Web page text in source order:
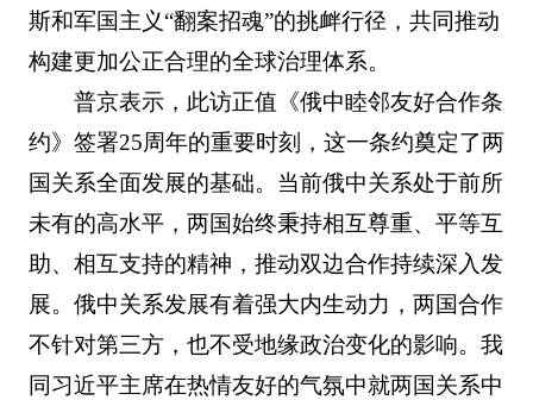
斯和军国主义“翻案招魂”的挑衅行径，共同推动
构建更加公正合理的全球治理体系。
普京表示，此访正值《俄中睦邻友好合作条
约》签署25周年的重要时刻，这一条约奠定了两
国关系全面发展的基础。当前俄中关系处于前所
未有的高水平，两国始终秉持相互尊重、平等互
助、相互支持的精神，推动双边合作持续深入发
展。俄中关系发展有着强大内生动力，两国合作
不针对第三方，也不受地缘政治变化的影响。我
同习近平主席在热情友好的气氛中就两国关系中